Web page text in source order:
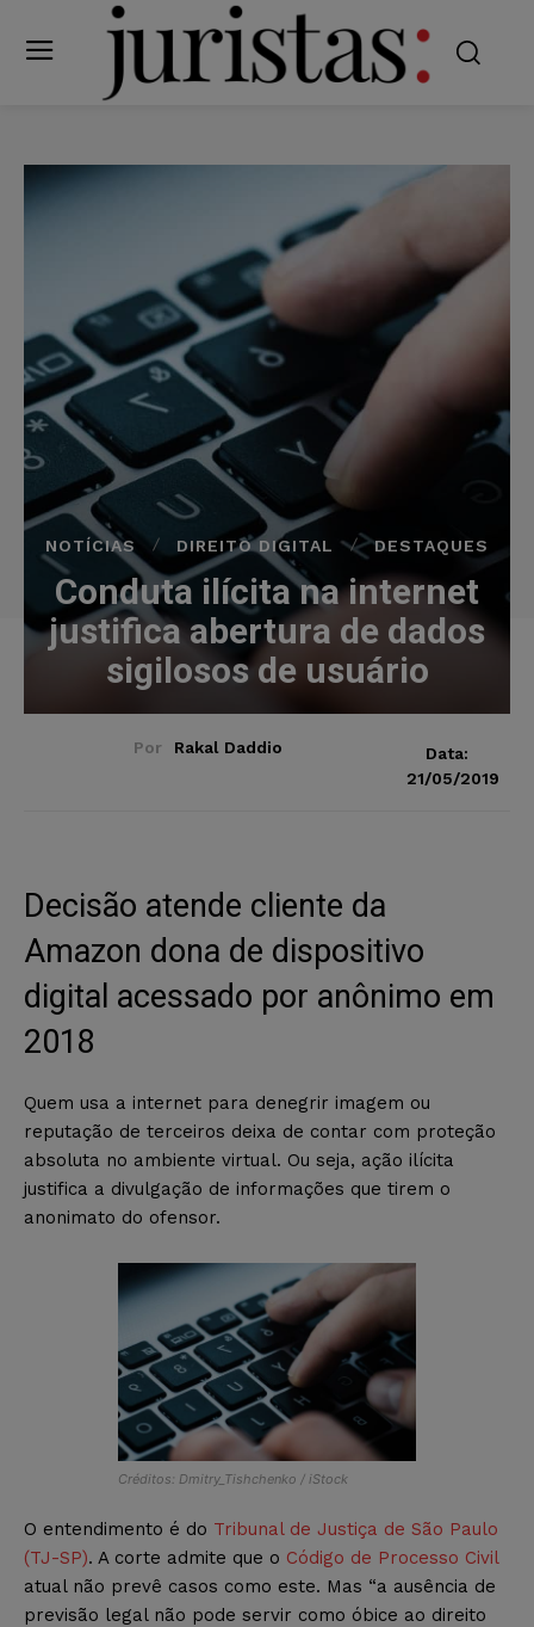
NOTÍCIAS DIREITO DIGITAL DESTAQUES
Conduta ilícita na internet
justifica abertura de dados
sigilosos de usuário
Por Rakal Daddio
Data:
21/05/2019
Decisão atende cliente da
Amazon dona de dispositivo
digital acessado por anônimo em
2018
Quem usa a internet para denegrir imagem ou
reputação de terceiros deixa de contar com proteção
absoluta no ambiente virtual. Ou seja, ação ilícita
justifica a divulgação de informações que tirem o
anonimato do ofensor.
Créditos: Dmitry_Tishchenko / iStock
O entendimento é do Tribunal de Justiça de São Paulo
(TJ-SP). A corte admite que o Código de Processo Civil
atual não prevê casos como este. Mas “a ausência de
previsão legal não pode servir como óbice ao direito